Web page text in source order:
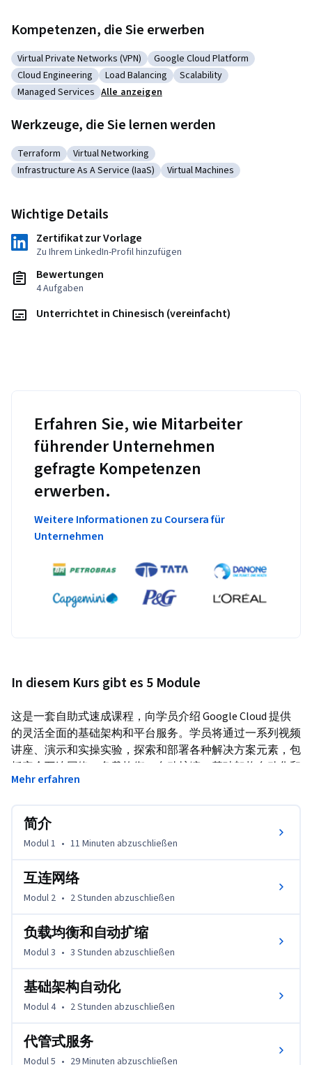
Kompetenzen, die Sie erwerben
Kategorie: Virtual Private Networks (VPN)
Virtual Private Networks (VPN) Kategorie: Google Cloud
Google Cloud Platform
Kategorie: Cloud Engineering
Cloud Engineering Kategorie: Load Balancing
Load Balancing Kategorie: Scalability
Scalability
Kategorie: Managed Services
Managed Services Alle anzeigen
Werkzeuge, die Sie lernen werden
Kategorie: Terraform
Terraform Kategorie: Virtual Networking
Virtual Networking
Kategorie: Infrastructure As A Service (IaaS)
Infrastructure As A Service (IaaS) Kategorie: Virtual Machines
Virtual Machines
Wichtige Details
Zertifikat zur Vorlage
Zu Ihrem LinkedIn-Profil hinzufügen
Bewertungen
4 Aufgaben
Unterrichtet in Chinesisch (vereinfacht)
Erfahren Sie, wie Mitarbeiter
führender Unternehmen
gefragte Kompetenzen
erwerben.
Weitere Informationen zu Coursera für
Unternehmen
In diesem Kurs gibt es 5 Module
这是一套自助式速成课程，向学员介绍 Google Cloud 提供
的灵活全面的基础架构和平台服务。学员将通过一系列视频
讲座、演示和实操实验，探索和部署各种解决方案元素，包
括安全互连网络、负载均衡、自动扩缩、基础架构自动化和
代管式服务。
Mehr erfahren
简介
Modul 1 • 11 Minuten abzuschließen
互连网络
Modul 2 • 2 Stunden abzuschließen
负载均衡和自动扩缩
Modul 3 • 3 Stunden abzuschließen
基础架构自动化
Modul 4 • 2 Stunden abzuschließen
代管式服务
Modul 5 • 29 Minuten abzuschließen